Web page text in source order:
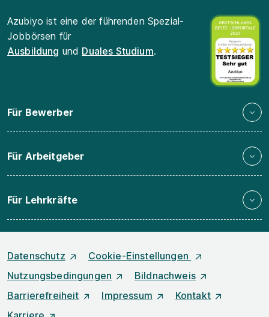
Azubiyo ist eine der führenden Spezial-
Jobbörsen für
Ausbildung und Duales Studium.
Für Bewerber
Für Arbeitgeber
Für Lehrkräfte
Datenschutz
Cookie-Einstellungen
Nutzungsbedingungen
Bildnachweis
Barrierefreiheit
Impressum
Kontakt